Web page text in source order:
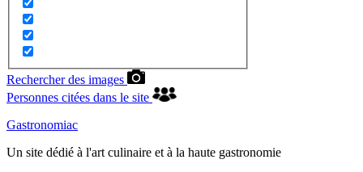
Rechercher des images
Personnes citées dans le site
Gastronomiac
Un site dédié à l'art culinaire et à la haute gastronomie